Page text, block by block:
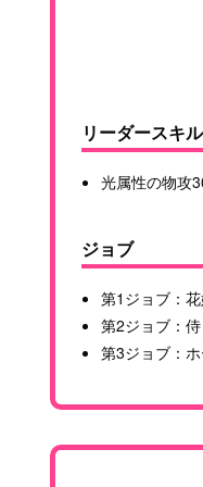
リーダースキル
光属性の物攻
ジョブ
第1ジョブ：
第2ジョブ：侍
第3ジョブ：